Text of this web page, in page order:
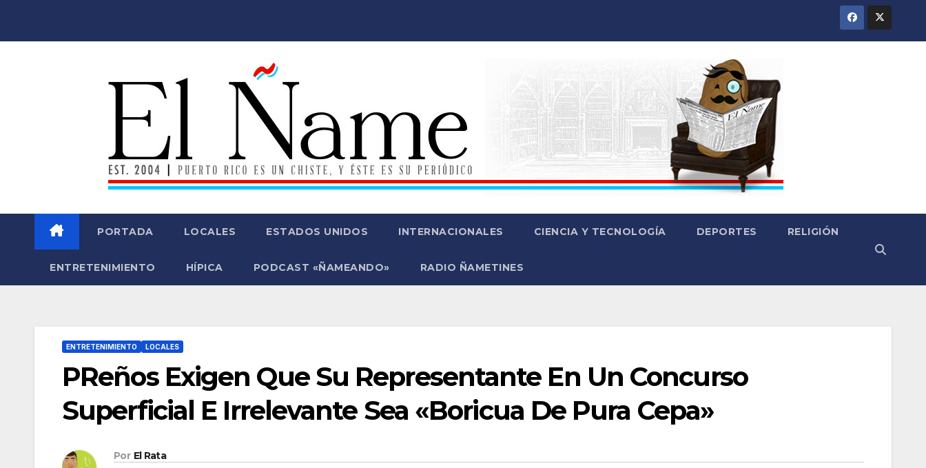
PORTADA LOCALES ESTADOS UNIDOS INTERNACIONALES CIENCIA Y TECNOLOGÍA DEPORTES RELIGIÓN
ENTRETENIMIENTO HÍPICA PODCAST «ÑAMEANDO» RADIO ÑAMETINES
ENTRETENIMIENTO LOCALES
PReños Exigen Que Su Representante En Un Concurso
Superficial E Irrelevante Sea «Boricua De Pura Cepa»
Por El Rata